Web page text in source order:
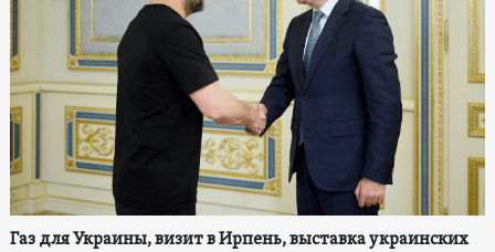
Газ для Украины, визит в Ирпень, выставка украинских